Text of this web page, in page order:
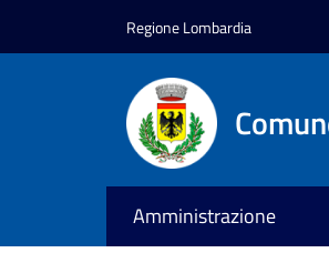
Regione Lombardia
Amministrazione